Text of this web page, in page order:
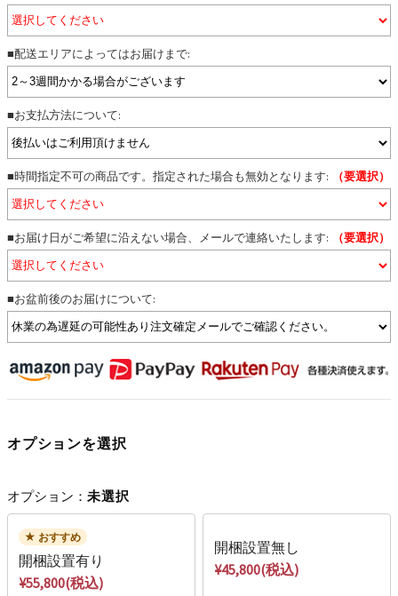
■配送エリアによってはお届けまで:
■お支払方法について:
■時間指定不可の商品です。指定された場合も無効となります: （要選択）
■お届け日がご希望に沿えない場合、メールで連絡いたします: （要選択）
■お盆前後のお届けについて:
オプションを選択
オプション： 未選択
おすすめ
開梱設置有り
¥55,800(税込)
開梱設置無し
¥45,800(税込)